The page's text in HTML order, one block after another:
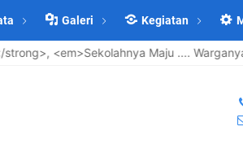
Galeri Kegiatan
<em>Sekolahnya Maju .... Warganya